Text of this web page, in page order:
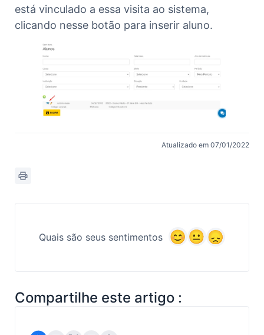
está vinculado a essa visita ao sistema,
clicando nesse botão para inserir aluno.
Atualizado em 07/01/2022
Quais são seus sentimentos
Compartilhe este artigo :